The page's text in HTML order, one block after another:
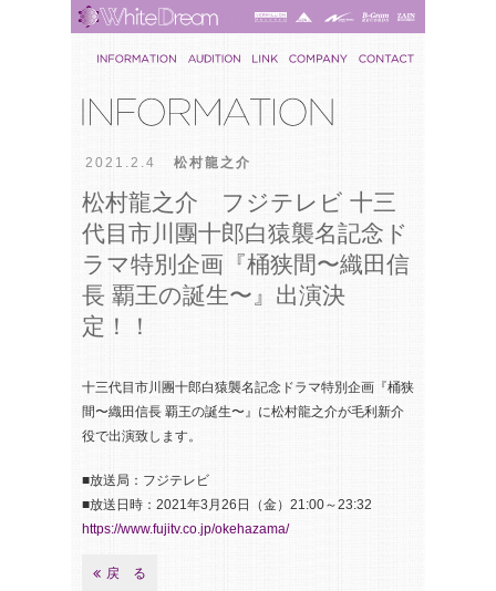
2021.2.4 松村龍之介
松村龍之介 フジテレビ 十三
代目市川團十郎白猿襲名記念ド
ラマ特別企画『桶狭間〜織田信
長 覇王の誕生〜』出演決
定！！
十三代目市川團十郎白猿襲名記念ドラマ特別企画『桶狭
間〜織田信長 覇王の誕生〜』に松村龍之介が毛利新介
役で出演致します。
■放送局：フジテレビ
■放送日時：2021年3月26日（金）21:00～23:32
https://www.fujitv.co.jp/okehazama/
戻 る